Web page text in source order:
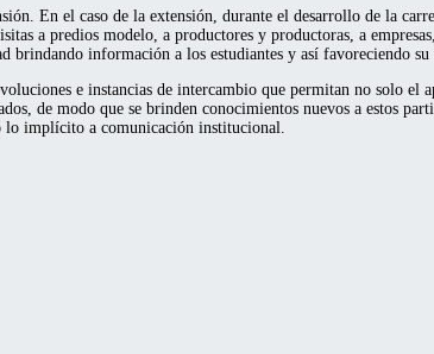
En el caso de la extensión, durante el desarrollo de la
a predios modelo, a productores y productoras, a
brindando información a los estudiantes y así favoreciendo
e instancias de intercambio que permitan no solo el
de modo que se brinden conocimientos nuevos a estos
lo implícito a comunicación institucional.